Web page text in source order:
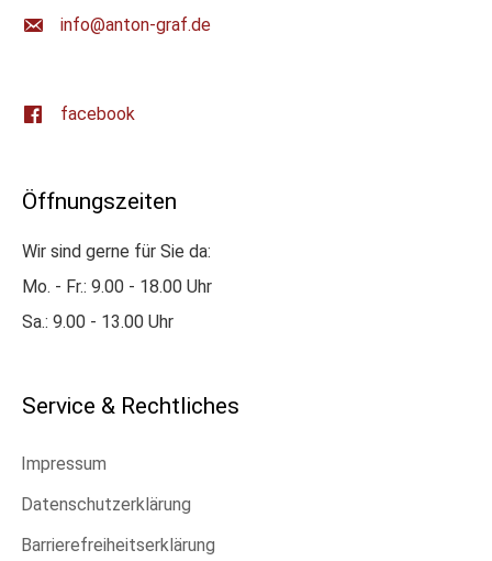
ed.farg-notna@ofni
facebook
Öffnungszeiten
Wir sind gerne für Sie da:
Mo. - Fr.: 9.00 - 18.00 Uhr
Sa.: 9.00 - 13.00 Uhr
Service & Rechtliches
Impressum
Datenschutzerklärung
Barrierefreiheitserklärung